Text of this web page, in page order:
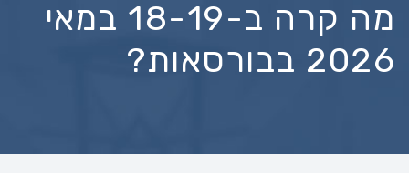
מה קרה ב-18-19 במאי
2026 בבורסאות?